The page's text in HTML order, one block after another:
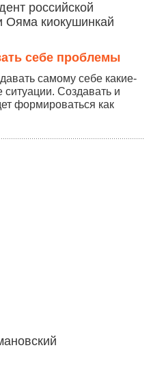
российской
Ояма киокушинкай
себе проблемы
самому себе какие-
Создавать и
формироваться как